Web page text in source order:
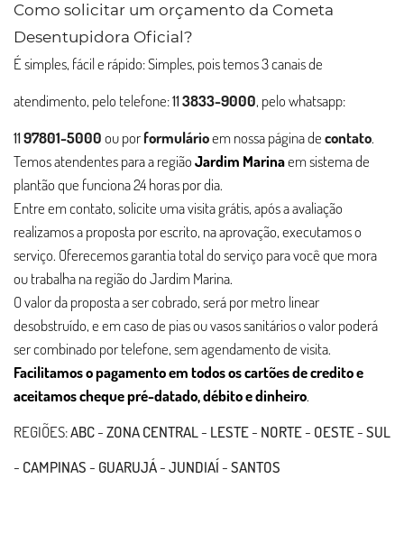
Como solicitar um orçamento da Cometa
Desentupidora Oficial?
É simples, fácil e rápido: Simples, pois temos 3 canais de
atendimento, pelo telefone:113833-9000, pelo whatsapp:
1197801-5000ou porformulárioem nossa página decontato.
Temos atendentes para a regiãoJardim Marinaem sistema de
plantão que funciona 24 horas por dia.
Entre em contato, solicite uma visita grátis, após a avaliação
realizamos a proposta por escrito, na aprovação, executamos o
serviço. Oferecemos garantia total do serviço para você que mora
ou trabalha na região do Jardim Marina.
O valor da proposta a ser cobrado, será por metro linear
desobstruído, e em caso de pias ou vasos sanitários o valor poderá
ser combinado por telefone, sem agendamento de visita.
Facilitamos o pagamento em todos os cartões de credito e
aceitamos cheque pré-datado, débito e dinheiro.
REGIÕES:ABC-ZONA CENTRAL- LESTE- NORTE- OESTE-SUL
- CAMPINAS- GUARUJÁ-JUNDIAÍ-SANTOS